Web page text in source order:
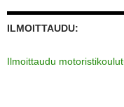
ILMOITTAUDU:
Ilmoittaudu